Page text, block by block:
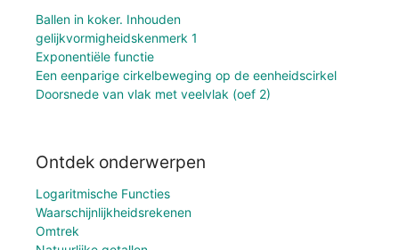
Ballen in koker. Inhouden
gelijkvormigheidskenmerk 1
Exponentiële functie
Een eenparige cirkelbeweging op de eenheidscirkel
Doorsnede van vlak met veelvlak (oef 2)
Ontdek onderwerpen
Logaritmische Functies
Waarschijnlijkheidsrekenen
Omtrek